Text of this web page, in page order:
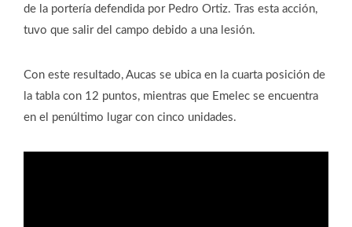
de la portería defendida por Pedro Ortiz. Tras esta acción,
tuvo que salir del campo debido a una lesión.
Con este resultado, Aucas se ubica en la cuarta posición de
la tabla con 12 puntos, mientras que Emelec se encuentra
en el penúltimo lugar con cinco unidades.